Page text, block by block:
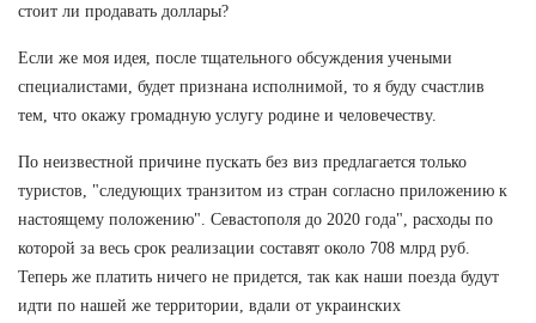
стоит ли продавать доллары?
Если же моя идея, после тщательного обсуждения учеными
специалистами, будет признана исполнимой, то я буду счастлив
тем, что окажу громадную услугу родине и человечеству.
По неизвестной причине пускать без виз предлагается только
туристов, "следующих транзитом из стран согласно приложению к
настоящему положению". Севастополя до 2020 года", расходы по
которой за весь срок реализации составят около 708 млрд руб.
Теперь же платить ничего не придется, так как наши поезда будут
идти по нашей же территории, вдали от украинских